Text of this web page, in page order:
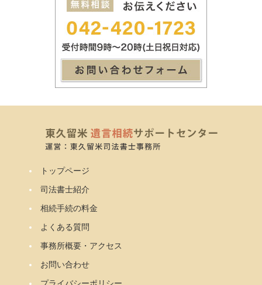
トップページ
司法書士紹介
相続手続の料金
よくある質問
事務所概要・アクセス
お問い合わせ